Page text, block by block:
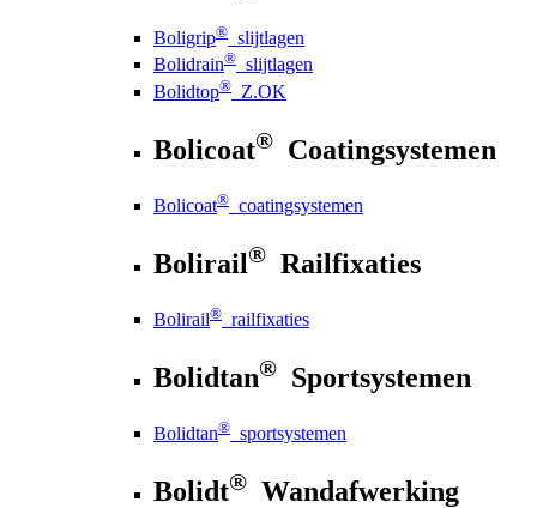
Boligrip® slijtlagen
Bolidrain® slijtlagen
Bolidtop® Z.OK
Bolicoat® Coatingsystemen
Bolicoat® coatingsystemen
Bolirail® Railfixaties
Bolirail® railfixaties
Bolidtan® Sportsystemen
Bolidtan® sportsystemen
Bolidt® Wandafwerking